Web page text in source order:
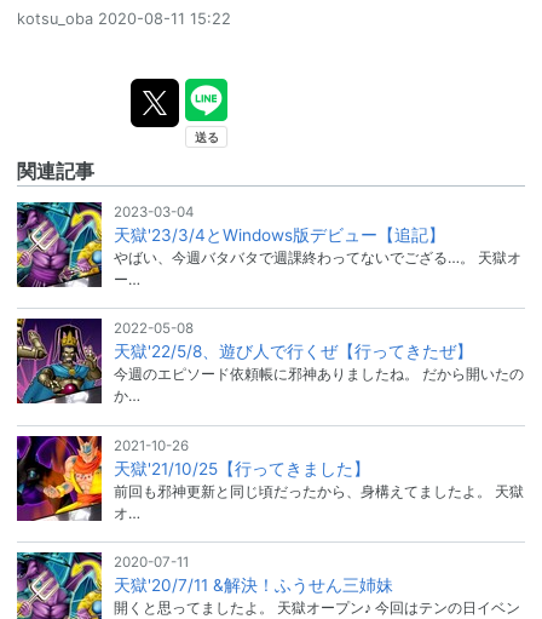
kotsu_oba 2020-08-11 15:22
関連記事
2023-03-04
天獄'23/3/4とWindows版デビュー【追記】
やばい、今週バタバタで週課終わってないでござる…。 天獄オ
ー…
2022-05-08
天獄'22/5/8、遊び人で行くぜ【行ってきたぜ】
今週のエピソード依頼帳に邪神ありましたね。 だから開いたの
か…
2021-10-26
天獄'21/10/25【行ってきました】
前回も邪神更新と同じ頃だったから、身構えてましたよ。 天獄
オ…
2020-07-11
天獄'20/7/11 &解決！ふうせん三姉妹
開くと思ってましたよ。 天獄オープン♪ 今回はテンの日イベン